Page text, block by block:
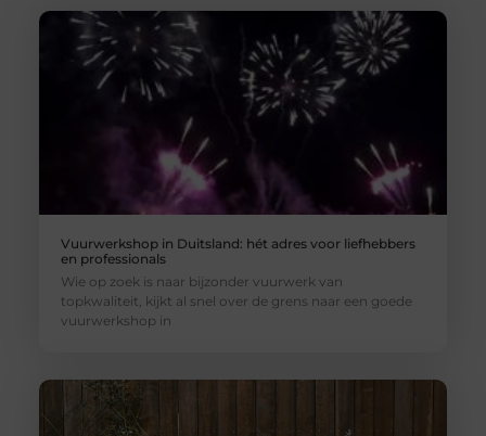
Vuurwerkshop in Duitsland: hét adres voor liefhebbers
en professionals
Wie op zoek is naar bijzonder vuurwerk van
topkwaliteit, kijkt al snel over de grens naar een goede
vuurwerkshop in